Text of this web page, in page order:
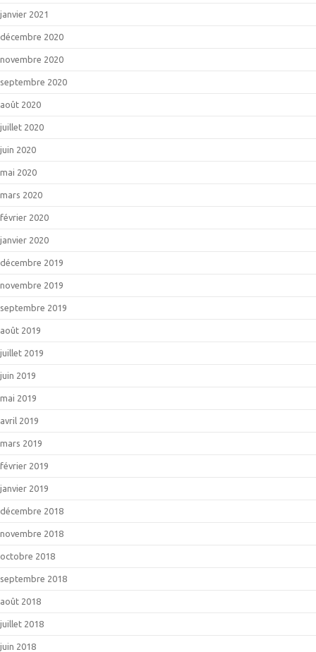
janvier 2021
décembre 2020
novembre 2020
septembre 2020
août 2020
juillet 2020
juin 2020
mai 2020
mars 2020
février 2020
janvier 2020
décembre 2019
novembre 2019
septembre 2019
août 2019
juillet 2019
juin 2019
mai 2019
avril 2019
mars 2019
février 2019
janvier 2019
décembre 2018
novembre 2018
octobre 2018
septembre 2018
août 2018
juillet 2018
juin 2018